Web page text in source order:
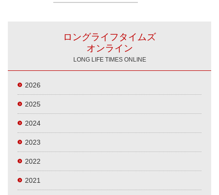
ロングライフタイムズ
オンライン
LONG LIFE TIMES ONLINE
2026
2025
2024
2023
2022
2021